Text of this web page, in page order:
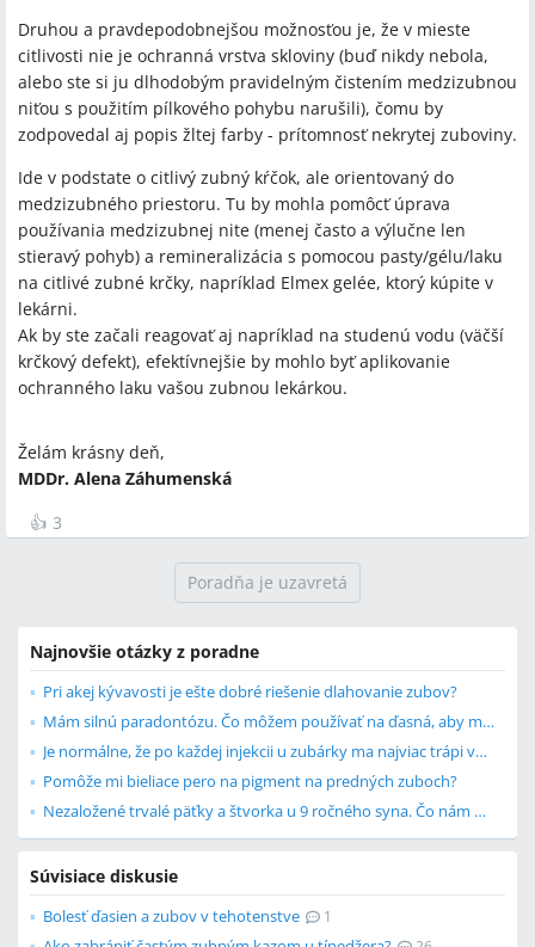
Druhou a pravdepodobnejšou možnosťou je, že v mieste
citlivosti nie je ochranná vrstva skloviny (buď nikdy nebola,
alebo ste si ju dlhodobým pravidelným čistením medzizubnou
niťou s použitím pílkového pohybu narušili), čomu by
zodpovedal aj popis žltej farby - prítomnosť nekrytej zuboviny.
Ide v podstate o citlivý zubný kŕčok, ale orientovaný do
medzizubného priestoru. Tu by mohla pomôcť úprava
používania medzizubnej nite (menej často a výlučne len
stieravý pohyb) a remineralizácia s pomocou pasty/gélu/laku
na citlivé zubné krčky, napríklad Elmex gelée, ktorý kúpite v
lekárni.
Ak by ste začali reagovať aj napríklad na studenú vodu (väčší
krčkový defekt), efektívnejšie by mohlo byť aplikovanie
ochranného laku vašou zubnou lekárkou.
Želám krásny deň,
MDDr. Alena Záhumenská
👍 3
Poradňa je uzavretá
Najnovšie otázky z poradne
Pri akej kývavosti je ešte dobré riešenie dlahovanie zubov?
Mám silnú paradontózu. Čo môžem používať na ďasná, aby ma neboleli?
Je normálne, že po každej injekcii u zubárky ma najviac trápi vpich po injekcii?
Pomôže mi bieliace pero na pigment na predných zuboch?
Nezaložené trvalé päťky a štvorka u 9 ročného syna. Čo nám odporúčate?
Súvisiace diskusie
Bolesť ďasien a zubov v tehotenstve 1